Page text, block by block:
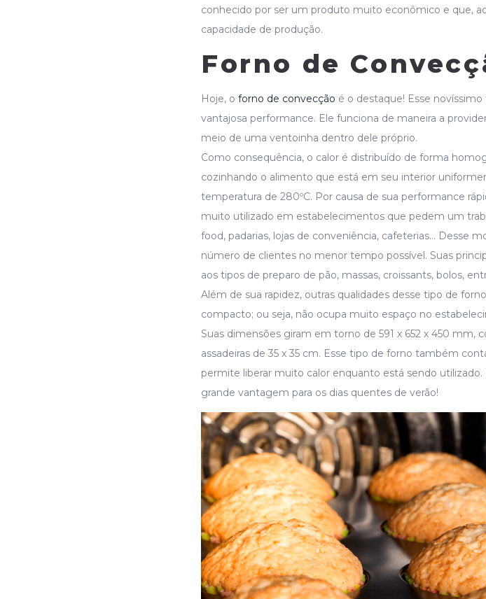
conhecido por ser um produto muito econômico e que,
capacidade de produção.
Forno de
Hoje, o forno de convecção é o destaque! Esse
vantajosa performance. Ele funciona de maneira a
meio de uma ventoinha dentro dele próprio.
Como consequência, o calor é distribuído de forma
cozinhando o alimento que está em seu interior
temperatura de 280ºC. Por causa de sua performance
muito utilizado em estabelecimentos que pedem um
food, padarias, lojas de conveniência, cafeterias… Desse
número de clientes no menor tempo possível. Suas
aos tipos de preparo de pão, massas, croissants, bolos,
Além de sua rapidez, outras qualidades desse tipo de
compacto; ou seja, não ocupa muito espaço no
Suas dimensões giram em torno de 591 x 652 x 450 mm,
assadeiras de 35 x 35 cm. Esse tipo de forno também
permite liberar muito calor enquanto está sendo
grande vantagem para os dias quentes de verão!